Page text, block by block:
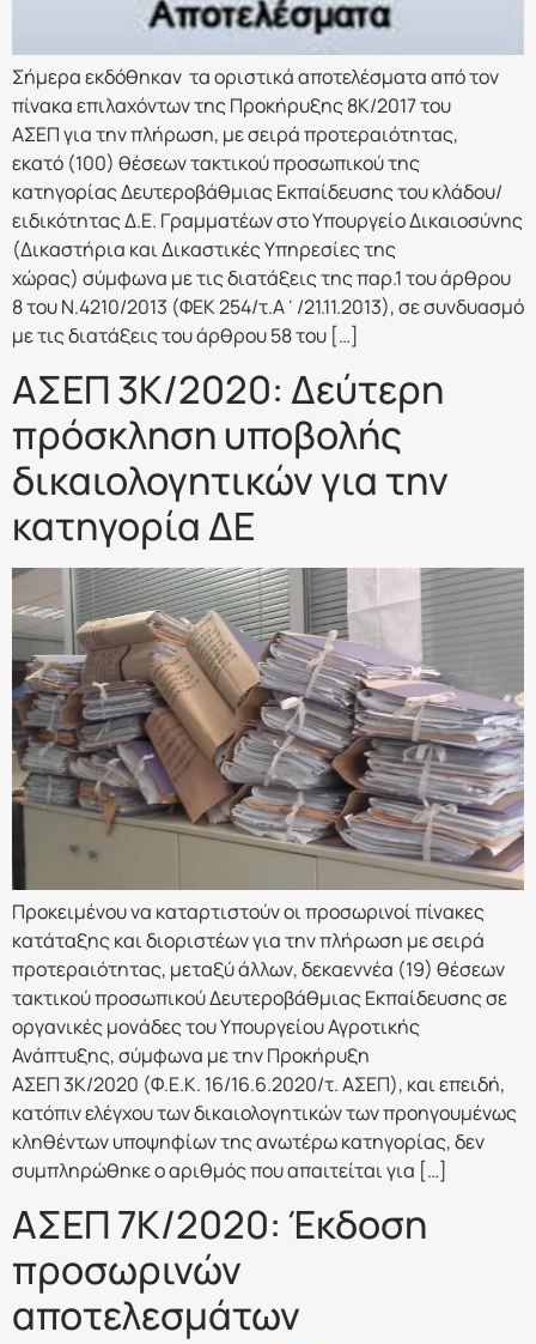
Σήμερα εκδόθηκαν τα οριστικά αποτελέσματα από τον
πίνακα επιλαχόντων της Προκήρυξης 8Κ/2017 του
ΑΣΕΠ για την πλήρωση, με σειρά προτεραιότητας,
εκατό (100) θέσεων τακτικού προσωπικού της
κατηγορίας Δευτεροβάθμιας Εκπαίδευσης του κλάδου/
ειδικότητας Δ.Ε. Γραμματέων στο Υπουργείο Δικαιοσύνης
(Δικαστήρια και Δικαστικές Υπηρεσίες της
χώρας) σύμφωνα με τις διατάξεις της παρ.1 του άρθρου
8 του Ν.4210/2013 (ΦΕΚ 254/τ.Α΄/21.11.2013), σε συνδυασμό
με τις διατάξεις του άρθρου 58 του […]
ΑΣΕΠ 3Κ/2020: Δεύτερη
πρόσκληση υποβολής
δικαιολογητικών για την
κατηγορία ΔΕ
Προκειμένου να καταρτιστούν οι προσωρινοί πίνακες
κατάταξης και διοριστέων για την πλήρωση με σειρά
προτεραιότητας, μεταξύ άλλων, δεκαεννέα (19) θέσεων
τακτικού προσωπικού Δευτεροβάθμιας Εκπαίδευσης σε
οργανικές μονάδες του Υπουργείου Αγροτικής
Ανάπτυξης, σύμφωνα με την Προκήρυξη
ΑΣΕΠ 3Κ/2020 (Φ.Ε.Κ. 16/16.6.2020/τ. ΑΣΕΠ), και επειδή,
κατόπιν ελέγχου των δικαιολογητικών των προηγουμένως
κληθέντων υποψηφίων της ανωτέρω κατηγορίας, δεν
συμπληρώθηκε ο αριθμός που απαιτείται για […]
ΑΣΕΠ 7Κ/2020: Έκδοση
προσωρινών
αποτελεσμάτων